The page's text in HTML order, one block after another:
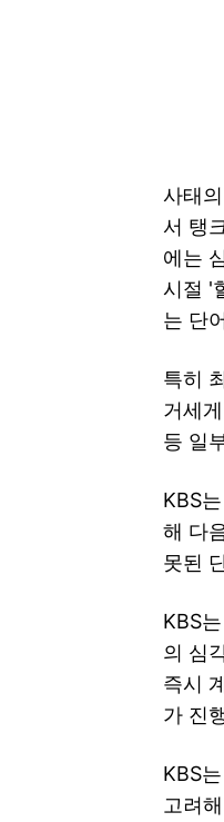
사태
서 탱
에는
시절 '
는 단
특히
거세
등 일
KBS
해 다
못된
KBS
의 심
즉시
가 진
KBS
고려